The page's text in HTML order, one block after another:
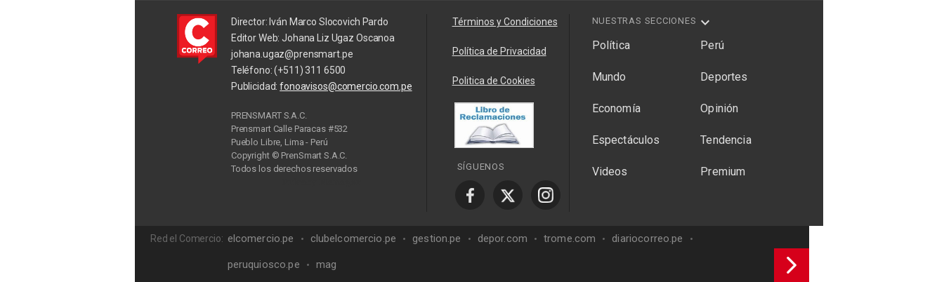
Director: Iván Marco Slocovich Pardo
Editor Web: Johana Liz Ugaz Oscanoa
johana.ugaz@prensmart.pe
Teléfono: (+511) 311 6500
Publicidad:fonoavisos@comercio.com.pe
PRENSMART S.A.C.
Prensmart Calle Paracas #532
Pueblo Libre, Lima - Perú
Copyright © PrenSmart S.A.C.
Todos los derechos reservados
Términos y Condiciones
Política de Privacidad
Politica de Cookies
SÍGUENOS
NUESTRAS SECCIONES
Política Perú
Mundo Deportes
Economía Opinión
Espectáculos Tendencia
Videos Premium
Red el Comercio: elcomercio.pe clubelcomercio.pe gestion.pe depor.com trome.com diariocorreo.pe
peruquiosco.pe mag